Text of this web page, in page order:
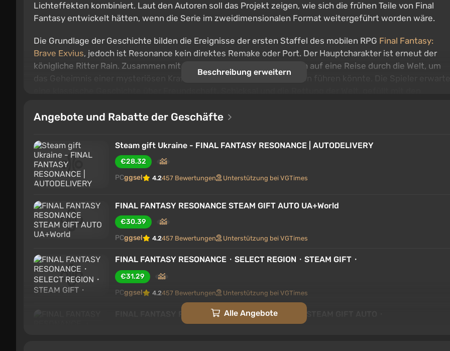
Lichteffekten kombiniert. Laut den Autoren soll das Projekt zeigen, wie sich die frühen Teile von Final
Fantasy entwickelt hätten, wenn die Serie im zweidimensionalen Format weitergeführt worden wäre.
Die Grundlage der Geschichte bilden die Ereignisse der ersten Staffel des mobilen RPG Final Fantasy:
Brave Exvius, jedoch ist Resonance kein direktes Remake oder Port. Der Hauptcharakter ist erneut der
königliche Ritter Rain. Zusammen mit seinen Gefährten begibt er sich auf eine Reise durch die Welt, um
das Geheimnis einer mysteriösen Kraft zu lüften, die ihn ins Verderben führen könnte. Die Spieler
zwischen Kontinenten.
Das Kampfsystem basiert auf rundenbasierten Kämpfen mit dem Schwerpunkt auf der Suche nach
Schwächen der Gegner. Die Nutzung von Verwundbarkeiten ermöglicht es, die Verteidigung der Feinde
durchbrechen, zusätzliche Aktionen zu erhalten und mächtige Resonanzangriffe auszulösen, die den
Verlauf des Kampfes wenden können.
Beschreibung erweitern
Angebote und Rabatte der Geschäfte
Steam gift Ukraine - FINAL FANTASY RESONANCE | AUTODELIVERY
€28.32
PCggsel 4.2457 Bewertungen Unterstützung bei VGTimes
FINAL FANTASY RESONANCE STEAM GIFT AUTO UA+World
€30.39
PCggsel 4.2457 Bewertungen Unterstützung bei VGTimes
FINAL FANTASY RESONANCE・SELECT REGION・STEAM GIFT・
€31.29
PCggsel 4.2457 Bewertungen Unterstützung bei VGTimes
FINAL FANTASY RESONANCE ・SELECT REGION・STEAM GIFT AUTO・
Alle Angebote